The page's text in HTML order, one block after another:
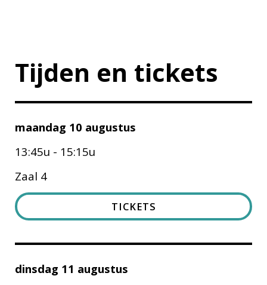
Tijden en tickets
maandag 10 augustus
13:45u - 15:15u
Zaal 4
TICKETS
dinsdag 11 augustus